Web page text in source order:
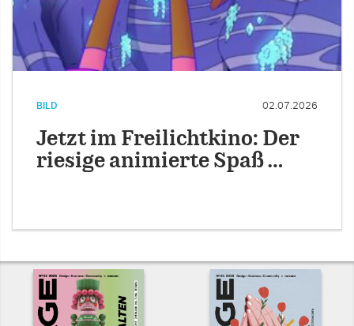
BILD 02.07.2026
Jetzt im Freilichtkino: Der
riesige animierte Spaß …